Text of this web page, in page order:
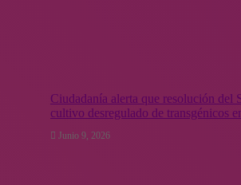
Ciudadanía alerta que resolución del
cultivo desregulado de transgénicos
Junio 9, 2026